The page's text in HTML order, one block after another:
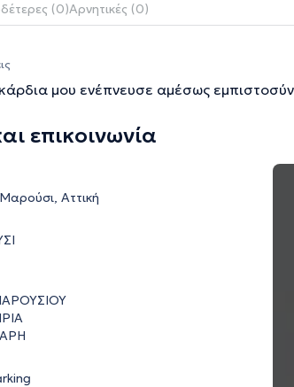
(0)Αρνητικές (0)
μου ενέπνευσε αμέσως
επικοινωνία
Αττική